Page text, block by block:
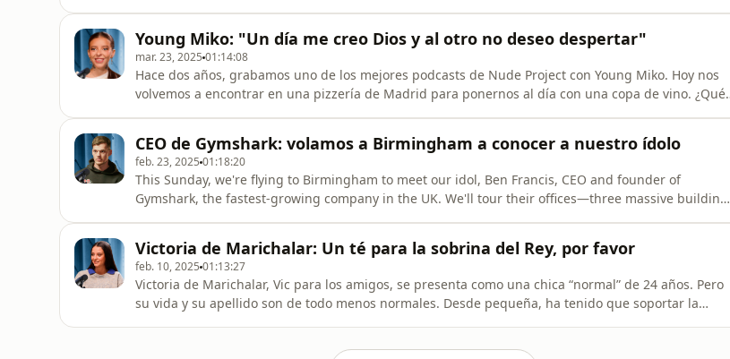
todo
Young Miko: "Un día me creo Dios y al otro no deseo despertar"
mar. 23, 2025 01:14:08
Hace dos años, grabamos uno de los mejores podcasts de Nude Project con Young Miko. Hoy nos
volvemos a encontrar en una pizzería de Madrid para ponernos al día con una copa de vino. ¿Qué
choices. Visit megaphone.fm/ad
CEO de Gymshark: volamos a Birmingham a conocer a nuestro ídolo
feb. 23, 2025 01:18:20
This Sunday, we're flying to Birmingham to meet our idol, Ben Francis, CEO and founder of
Gymshark, the fastest-growing company in the UK. We'll tour their offices—three massive buildings
choices. Visit m
Victoria de Marichalar: Un té para la sobrina del Rey, por favor
feb. 10, 2025 01:13:27
Victoria de Marichalar, Vic para los amigos, se presenta como una chica “normal” de 24 años. Pero
su vida y su apellido son de todo menos normales. Desde pequeña, ha tenido que soportar la